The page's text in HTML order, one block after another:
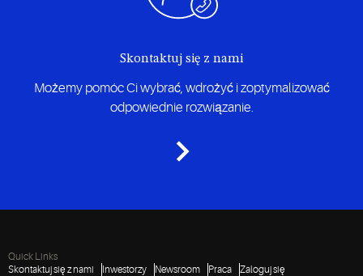
Skontaktuj się z nami
Możemy pomóc Ci wybrać, wdrożyć i zoptymalizować
odpowiednie rozwiązanie.
Quick Links
Skontaktuj się z nami
Inwestorzy Newsroom Praca Zaloguj się